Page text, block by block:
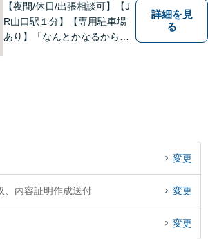
【夜間/休日/出張相談可】【J
R山口駅１分】【専用駐車場
あり】「なんとかなるから大
詳細を見
る
変更
、内容証明作成送付 変更
変更